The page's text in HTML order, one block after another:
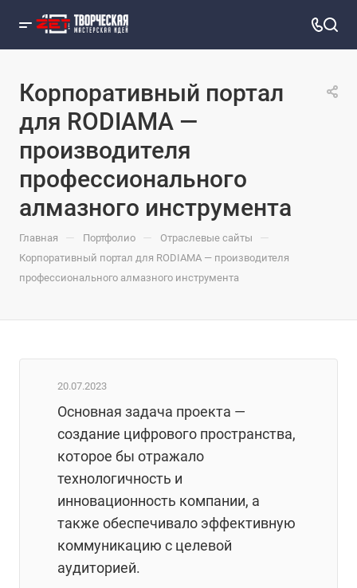
Корпоративный портал
для RODIAMA —
производителя
профессионального
алмазного инструмента
Главная — Портфолио — Отраслевые сайты —
Корпоративный портал для RODIAMA — производителя
профессионального алмазного инструмента
20.07.2023
Основная задача проекта —
создание цифрового пространства,
которое бы отражало
технологичность и
инновационность компании, а
также обеспечивало эффективную
коммуникацию с целевой
аудиторией.